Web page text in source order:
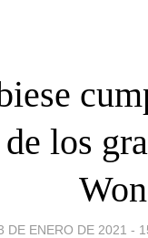
los
DE ENERO DE 2021 -